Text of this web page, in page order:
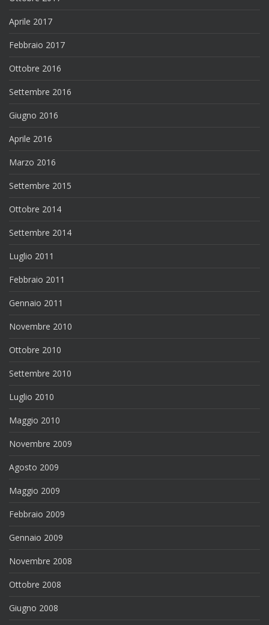
Aprile 2017
Febbraio 2017
Ottobre 2016
Settembre 2016
Giugno 2016
Aprile 2016
Marzo 2016
Settembre 2015
Ottobre 2014
Settembre 2014
Luglio 2011
Febbraio 2011
Gennaio 2011
Novembre 2010
Ottobre 2010
Settembre 2010
Luglio 2010
Maggio 2010
Novembre 2009
Agosto 2009
Maggio 2009
Febbraio 2009
Gennaio 2009
Novembre 2008
Ottobre 2008
Giugno 2008